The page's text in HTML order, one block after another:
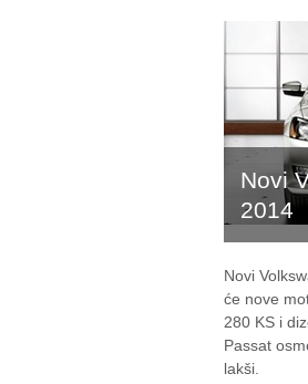
Novi
2014
Novi
će nove
280 KS i
Passat
lakši.